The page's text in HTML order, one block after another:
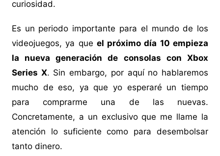
curiosidad.
Es un periodo importante para el mundo de los
videojuegos, ya que el próximo día 10 empieza
la nueva generación de consolas con Xbox
Series X. Sin embargo, por aquí no hablaremos
mucho de eso, ya que yo esperaré un tiempo
para comprarme una de las nuevas.
Concretamente, a un exclusivo que me llame la
atención lo suficiente como para desembolsar
tanto dinero.